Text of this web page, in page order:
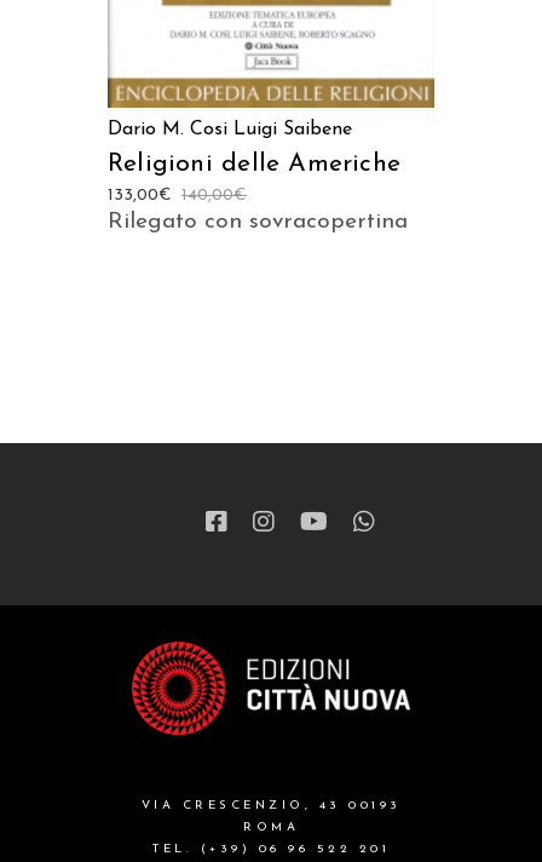
Dario M. Cosi Luigi Saibene
Religioni delle Americhe
140,00€
133,00€
Rilegato con sovracopertina
VIA CRESCENZIO, 43 00193
ROMA
TEL. (+39) 06 96 522 201